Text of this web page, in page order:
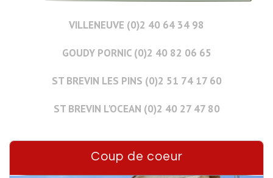
VILLENEUVE (0)2 40 64 34 98
GOUDY PORNIC (0)2 40 82 06 65
ST BREVIN LES PINS (0)2 51 74 17 60
ST BREVIN L'OCEAN (0)2 40 27 47 80
Coup de coeur